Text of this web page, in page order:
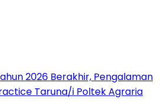
2026 Berakhir, Pengalaman
Taruna/i Poltek Agraria